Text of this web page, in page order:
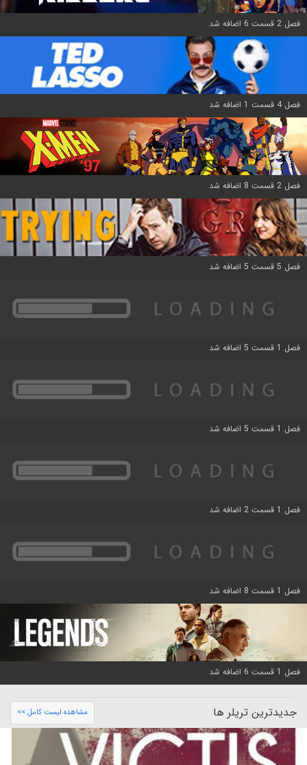
فصل 2 قسمت 6 اضافه شد
فصل 4 قسمت 1 اضافه شد
فصل 2 قسمت 8 اضافه شد
فصل 5 قسمت 5 اضافه شد
فصل 1 قسمت 5 اضافه شد
فصل 1 قسمت 5 اضافه شد
فصل 1 قسمت 2 اضافه شد
فصل 1 قسمت 8 اضافه شد
فصل 1 قسمت 6 اضافه شد
جدیدترین تریلر ها مشاهده لیست کامل >>